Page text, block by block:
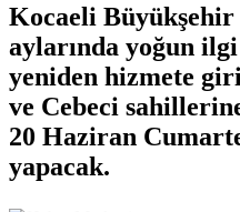
Kocaeli Büyükşehir
aylarında yoğun
yeniden hizmete
ve Cebeci
20 Haziran
yapacak.